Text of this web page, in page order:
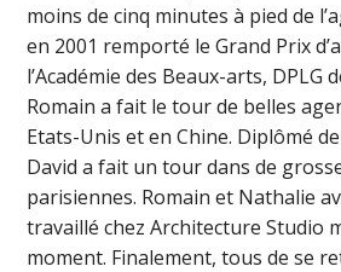
moins de cinq minutes à pied de
en 2001 remporté le Grand Prix
l’Académie des Beaux-arts, DPLG
Romain a fait le tour de belles
Etats-Unis et en Chine. Diplômé
David a fait un tour dans de
parisiennes. Romain et Nathalie
travaillé chez Architecture Studio
moment. Finalement, tous de se